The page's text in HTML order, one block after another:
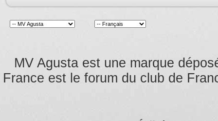
MV Agusta est une marque
France est le forum du club de